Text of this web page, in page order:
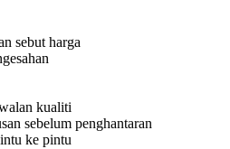
sebut harga
kualiti
sebelum penghantaran
ke pintu